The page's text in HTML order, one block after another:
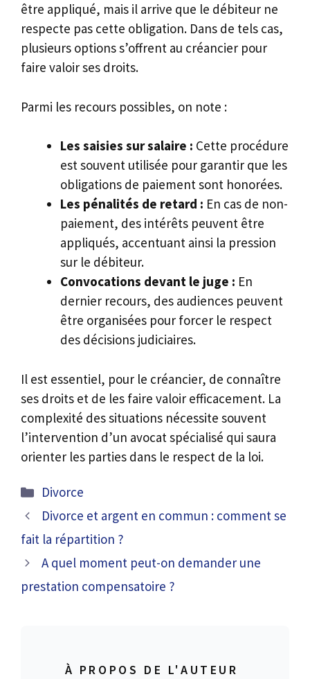
être appliqué, mais il arrive que le débiteur ne
respecte pas cette obligation. Dans de tels cas,
plusieurs options s’offrent au créancier pour
faire valoir ses droits.
Parmi les recours possibles, on note :
Les saisies sur salaire : Cette procédure
est souvent utilisée pour garantir que les
obligations de paiement sont honorées.
Les pénalités de retard : En cas de non-
paiement, des intérêts peuvent être
appliqués, accentuant ainsi la pression
sur le débiteur.
Convocations devant le juge : En
dernier recours, des audiences peuvent
être organisées pour forcer le respect
des décisions judiciaires.
Il est essentiel, pour le créancier, de connaître
ses droits et de les faire valoir efficacement. La
complexité des situations nécessite souvent
l’intervention d’un avocat spécialisé qui saura
orienter les parties dans le respect de la loi.
Catégories
Divorce
Divorce et argent en commun : comment se
fait la répartition ?
A quel moment peut-on demander une
prestation compensatoire ?
À PROPOS DE L'AUTEUR